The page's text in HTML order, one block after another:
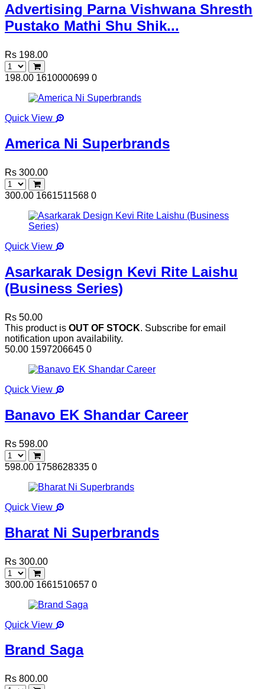
Advertising Parna Vishwana Shresth
Pustako Mathi Shu Shik...
Rs 198.00
198.00 1610000699 0
Quick View
America Ni Superbrands
Rs 300.00
300.00 1661511568 0
Quick View
Asarkarak Design Kevi Rite Laishu
(Business Series)
Rs 50.00
This product is OUT OF STOCK. Subscribe for email
notification upon availability.
50.00 1597206645 0
Quick View
Banavo EK Shandar Career
Rs 598.00
598.00 1758628335 0
Quick View
Bharat Ni Superbrands
Rs 300.00
300.00 1661510657 0
Quick View
Brand Saga
Rs 800.00